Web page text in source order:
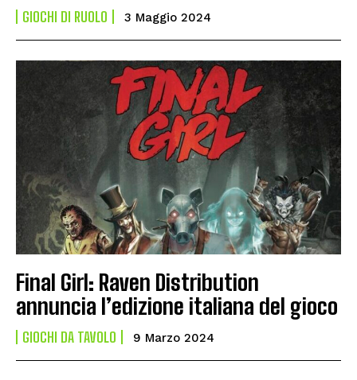
GIOCHI DI RUOLO 3 Maggio 2024
Final Girl: Raven Distribution
annuncia l’edizione italiana del gioco
GIOCHI DA TAVOLO 9 Marzo 2024